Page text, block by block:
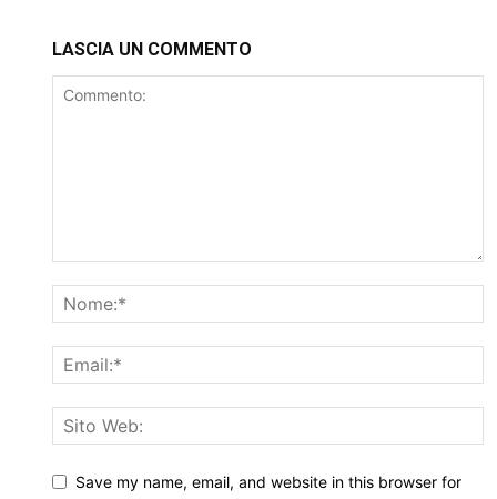
LASCIA UN COMMENTO
Save my name, email, and website in this browser for